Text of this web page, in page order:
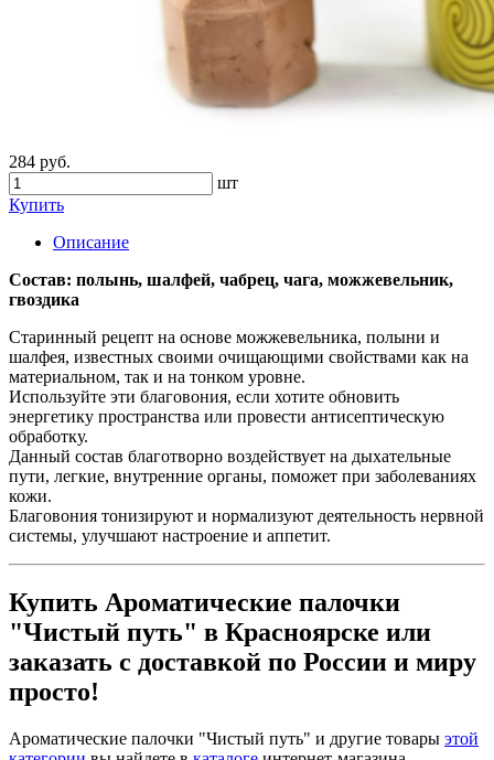
284 руб.
шт
Купить
Описание
Состав: полынь, шалфей, чабрец, чага, можжевельник,
гвоздика
Старинный рецепт на основе можжевельника, полыни и
шалфея, известных своими очищающими свойствами как на
материальном, так и на тонком уровне.
Используйте эти благовония, если хотите обновить
энергетику пространства или провести антисептическую
обработку.
Данный состав благотворно воздействует на дыхательные
пути, легкие, внутренние органы, поможет при заболеваниях
кожи.
Благовония тонизируют и нормализуют деятельность нервной
системы, улучшают настроение и аппетит.
Купить Ароматические палочки
"Чистый путь" в Красноярске или
заказать с доставкой по России и миру
просто!
Ароматические палочки "Чистый путь" и другие товары этой